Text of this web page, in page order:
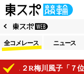
全コメレース ニュース
２R梅川風子「７位に